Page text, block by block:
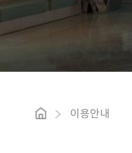
이용안내